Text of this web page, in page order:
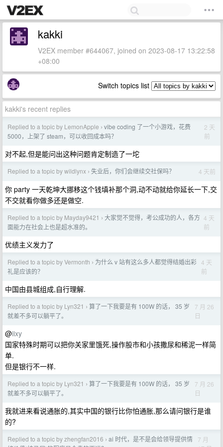
kakki
V2EX member #644067, joined on 2023-08-17 13:22:58
+08:00
Switch topics list
kakki's recent replies
Replied to a topic by LemonApple › vibe coding 了一个小游戏，花费
5000，上架了 steam，可以收回成本吗？
2 天
前
对不起,但是能问出这种问题肯定制造了一坨
Replied to a topic by wildlynx › 失业后，你们会继续交社保吗？ 4 天前
你 party 一天乾坤大挪移这个钱填补那个洞,动不动就给你延长一下,交
不交就看你做多还是做空.
Replied to a topic by Mayday9421 › 大家觉不觉得，考公成功的人，各方
面能力在社会上也是超水准的。
4 天
前
优绩主义发力了
Replied to a topic by Vermonth › 为什么 v 站有这么多人都觉得结婚出彩
礼是应该的？
4 天
前
中国由县城组成,自行理解.
Replied to a topic by Lyn321 › 算了一下我要是有 100W 的话， 35 岁
就差不多可以躺平了。
7 月 26
日
@iixy
国家特殊时期可以把你关家里饿死,操作股市和小孩撒尿和稀泥一样简
单.
但是银行不一样.
Replied to a topic by Lyn321 › 算了一下我要是有 100W 的话， 35 岁
就差不多可以躺平了。
7 月 26
日
我就进来看说通胀的,其实中国的银行比你怕通胀,那么请问银行是谁
的?
Replied to a topic by zhengfan2016 › ai 时代，是不是会给领导提供情
7 月